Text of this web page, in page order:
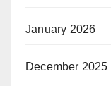
January 2026
December 2025